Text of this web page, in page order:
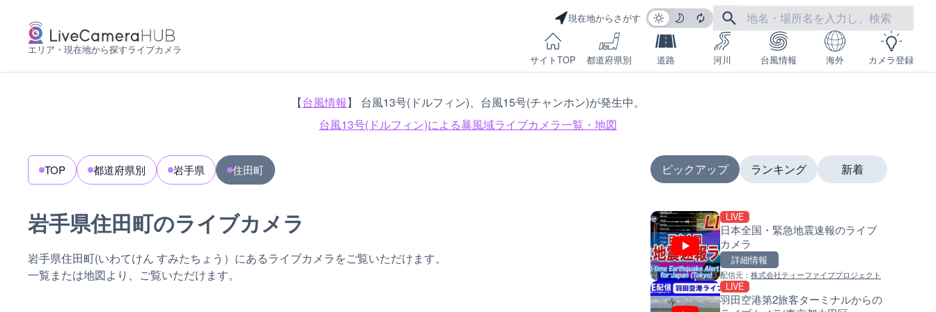
エリア・現在地から探すライブカメラ
現在地からさがす
サイトTOP 都道府県別 道路 河川 台風情報 海外 カメラ登録
【台風情報】 台風13号(ドルフィン)、台風15号(チャンホン)が発生中。
台風13号(ドルフィン)による暴風域ライブカメラ一覧・地図
TOP 都道府県別 岩手県 住田町
岩手県住田町のライブカメラ
岩手県住田町(いわてけん すみたちょう）にあるライブカメラをご覧いただけます。
一覧または地図より、ご覧いただけます。
ピックアップ
LIVE
日本全国・緊急地震速報のライブ
カメラ
詳細情報
配信元： 株式会社ティーファイブプロジェクト
LIVE
羽田空港第2旅客ターミナルからの
ランキング
日本全国・緊急地震速報のラ
配信元：株式会社ティーファイブプロジ
羽田空港第2旅客ターミナルか
新着
南出川水門付近のライブカメ
配信元：日高町役場
比井川水門付近から比井崎海